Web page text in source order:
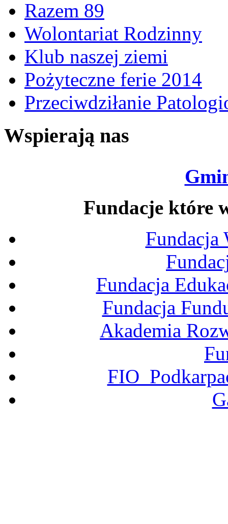
Razem 89
Wolontariat Rodzinny
Klub naszej ziemi
Pożyteczne ferie 2014
Przeciwdziłanie
Wspierają nas
Fundacje które
Fundacja
Fundacja
Fundacja
Akademia
FIO